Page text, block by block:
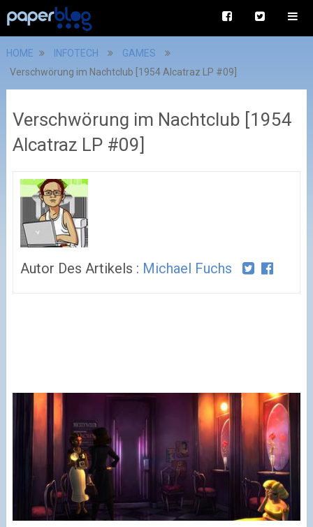
HOME INFOTECH
GAMES
Verschwörung im Nachtclub [1954 Alcatraz LP #09]
Verschwörung im Nachtclub [1954
Alcatraz LP #09]
Autor Des Artikels : Michael Fuchs